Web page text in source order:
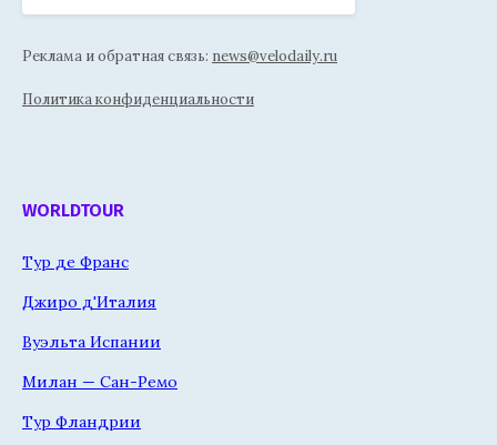
Реклама и обратная связь: news@velodaily.ru
Политика конфиденциальности
WORLDTOUR
Тур де Франс
Джиро д'Италия
Вуэльта Испании
Милан — Сан-Ремо
Тур Фландрии